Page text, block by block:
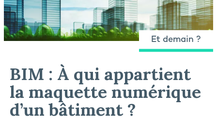
Et demain ?
BIM : À qui appartient
la maquette numérique
d’un bâtiment ?